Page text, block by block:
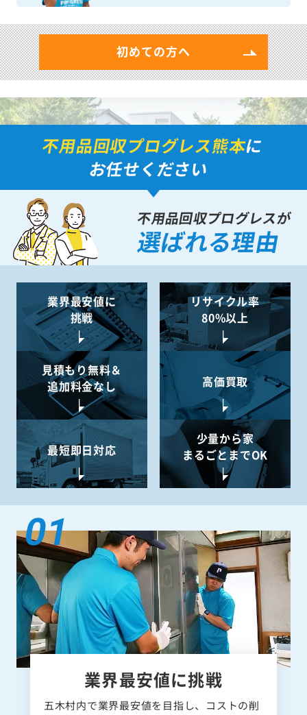
初めての方へ
不用品回収プログレス熊本に
お任せください
不用品回収プログレスが
選ばれる理由
業界最安値に
挑戦
リサイクル率
80%以上
見積もり無料＆
追加料金なし
高価買取
最短即日対応
少量から家
まるごとまでOK
業界最安値に挑戦
五木村内で業界最安値を目指し、コストの削